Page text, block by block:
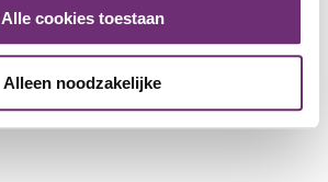
Alle cookies toestaan
Alleen noodzakelijke